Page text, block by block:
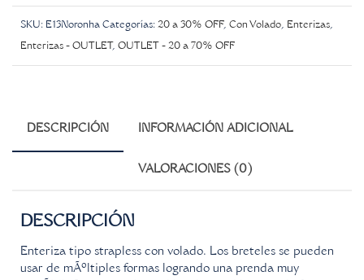
SKU: E13Noronha Categorías: 20 a 30% OFF, Con Volado, Enterizas,
Enterizas - OUTLET , OUTLET - 20 a 70% OFF
DESCRIPCIÓN INFORMACIÓN ADICIONAL
VALORACIONES (0)
DESCRIPCIÓN
Enteriza tipo strapless con volado. Los breteles se pueden
usar de mÃºltiples formas logrando una prenda muy